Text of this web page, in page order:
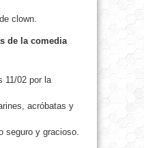
clown.
de la comedia
11/02 por la
acróbatas y
seguro y gracioso.